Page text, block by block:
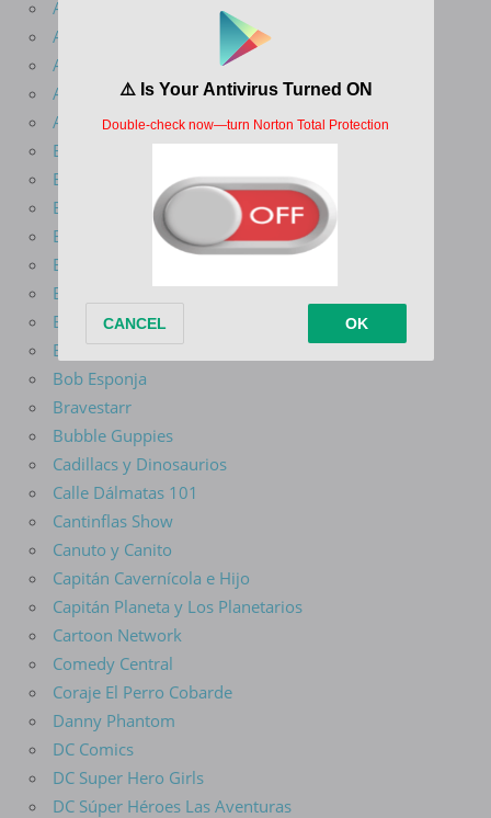
Amphibia
Animaniacs
Aquaman
Arcane
Avatar La Leyenda De Aang
Batman Del Futuro
Batman El Valiente
Batman La Serie Animada
Ben 10
Big Guy y Rusty El Niño Robot
Big Mouth
Blade Serie Animada
Blaze Y Los Monster Machines
Bob Esponja
Bravestarr
Bubble Guppies
Cadillacs y Dinosaurios
Calle Dálmatas 101
Cantinflas Show
Canuto y Canito
Capitán Cavernícola e Hijo
Capitán Planeta y Los Planetarios
Cartoon Network
Comedy Central
Coraje El Perro Cobarde
Danny Phantom
DC Comics
DC Super Hero Girls
DC Súper Héroes Las Aventuras